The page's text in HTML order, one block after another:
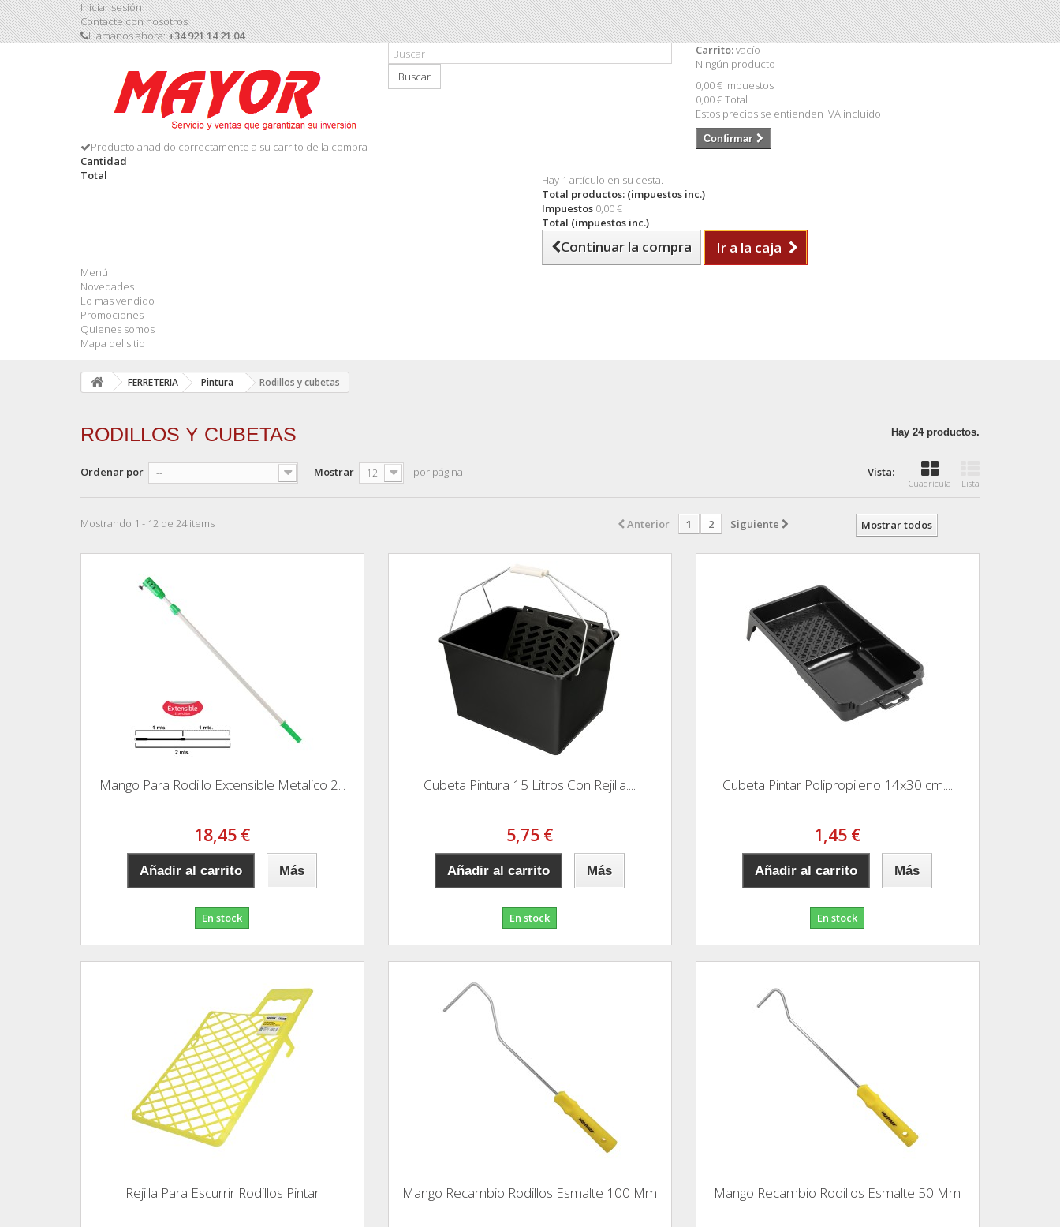
Iniciar sesión
Contacte con nosotros
Llámanos ahora:+34 921 14 21 04
Buscar
Carrito:vacío
Ningún producto
0,00 € Impuestos
0,00 €Total
Estos precios se entienden IVA incluído
Confirmar
Producto añadido correctamente a su carrito de la compra
Cantidad
Total
Hay 1 artículo en su cesta.
Total productos: (impuestos inc.)
Impuestos 0,00 €
Total (impuestos inc.)
Continuar la compra Ir a la caja
Menú
Novedades
Lo mas vendido
Promociones
Quienes somos
Mapa del sitio
FERRETERIA Pintura Rodillos y cubetas
RODILLOS Y CUBETAS Hay 24 productos.
Vista:
Cuadrícula Lista
Ordenar por -- Mostrar 12 por página
Mostrar todos
Anterior 1 2 Siguiente
Mostrando 1 - 12 de 24 items
Mango Para Rodillo Extensible Metalico 2...
18,45 €
Añadir al carrito Más
En stock
Cubeta Pintura 15 Litros Con Rejilla....
5,75 €
Añadir al carrito Más
En stock
Cubeta Pintar Polipropileno 14x30 cm....
1,45 €
Añadir al carrito Más
En stock
Rejilla Para Escurrir Rodillos Pintar Mango Recambio Rodillos Esmalte 100 Mm Mango Recambio Rodillos Esmalte 50 Mm